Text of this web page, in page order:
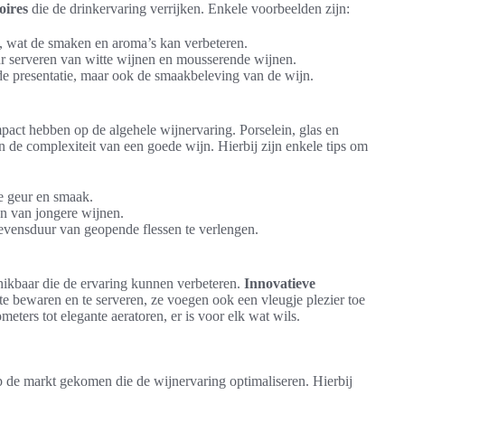
die de drinkervaring verrijken. Enkele voorbeelden zijn:
de smaken en aroma’s kan verbeteren.
serveren van witte wijnen en mousserende wijnen.
presentatie, maar ook de smaakbeleving van de wijn.
hebben op de algehele wijnervaring. Porselein, glas en
de complexiteit van een goede wijn. Hierbij zijn enkele tips om
en smaak.
van jongere wijnen.
van geopende flessen te verlengen.
die de ervaring kunnen verbeteren. Innovatieve
en te serveren, ze voegen ook een vleugje plezier toe
tot elegante aeratoren, er is voor elk wat wils.
de markt gekomen die de wijnervaring optimaliseren. Hierbij